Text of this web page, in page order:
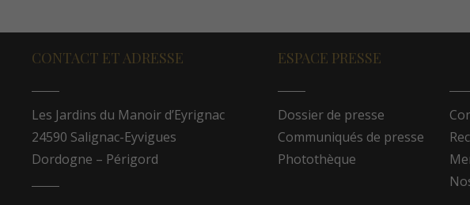
CONTACT ET ADRESSE
Les Jardins du Manoir d’Eyrignac
24590 Salignac-Eyvigues
Dordogne – Périgord
ESPACE PRESSE
Dossier de presse
Communiqués de presse
Photothèque